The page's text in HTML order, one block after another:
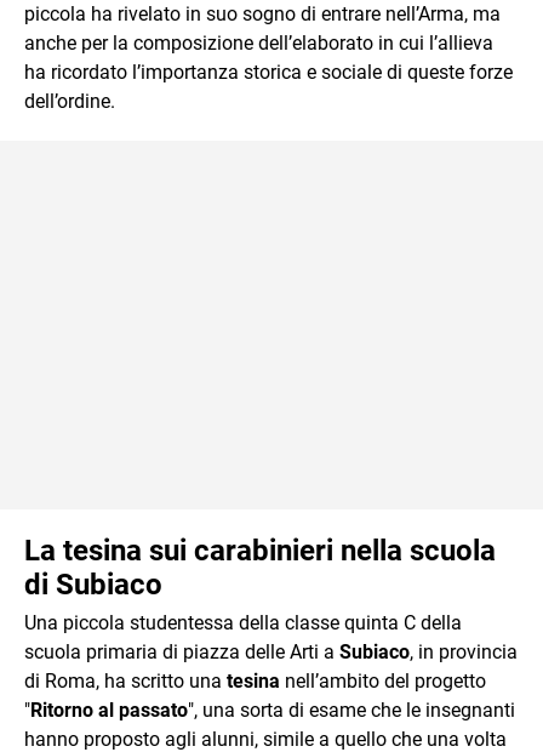
piccola ha rivelato in suo sogno di entrare nell’Arma, ma
anche per la composizione dell’elaborato in cui l’allieva
ha ricordato l’importanza storica e sociale di queste forze
dell’ordine.
La tesina sui carabinieri nella scuola
di Subiaco
Una piccola studentessa della classe quinta C della
scuola primaria di piazza delle Arti a Subiaco, in provincia
di Roma, ha scritto una tesina nell’ambito del progetto
"Ritorno al passato", una sorta di esame che le insegnanti
hanno proposto agli alunni, simile a quello che una volta